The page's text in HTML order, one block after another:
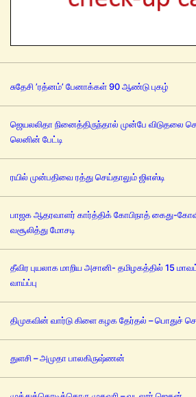
சுதேசி ’ரத்னம்’ பேனாக்கள் 90 ஆண்டு புகழ்
ஜெயலலிதா நினைத்திருந்தால் முன்பே விடுதலை
லெனின் பேட்டி
ரயில் முன்பதிவை ரத்து செய்தாலும் ஜிஎஸ்டி
பாஜக ஆதரவாளர் கார்த்திக் கோபிநாத் கைது-
வசூலித்து மோசடி
தீவிர புயலாக மாறிய அசானி- தமிழகத்தில் 15
வாய்ப்பு
திமுகவின் வார்டு கிளை கழக தேர்தல் – பொதுச்
துளசி – அமுதா பாலகிருஷ்ணன்